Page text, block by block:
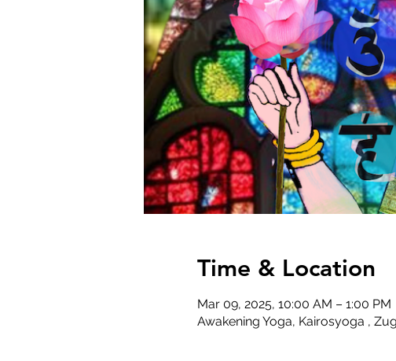
Time & Location
Mar 09, 2025, 10:00 AM – 1:00 PM
Awakening Yoga, Kairosyoga ,